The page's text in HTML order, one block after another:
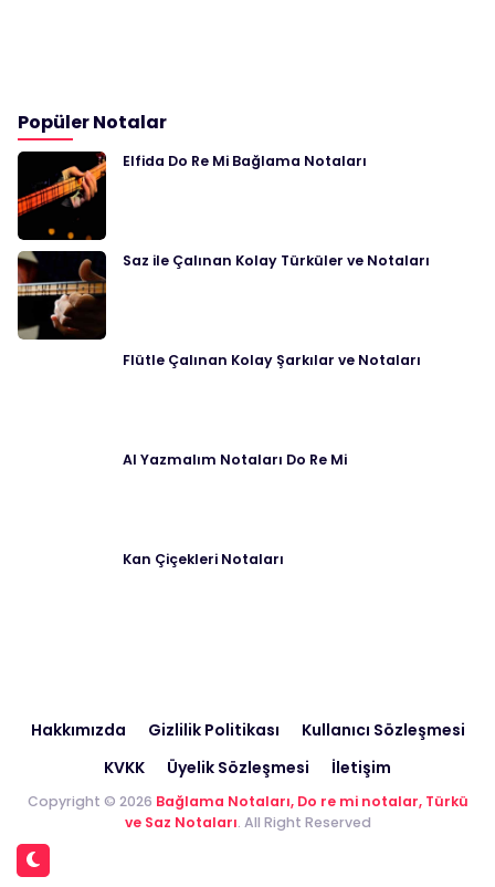
Popüler Notalar
Elfida Do Re Mi Bağlama Notaları
Saz ile Çalınan Kolay Türküler ve Notaları
Flütle Çalınan Kolay Şarkılar ve Notaları
Al Yazmalım Notaları Do Re Mi
Kan Çiçekleri Notaları
Hakkımızda Gizlilik Politikası
Kullanıcı Sözleşmesi
KVKK
Üyelik Sözleşmesi İletişim
Copyright © 2026 Bağlama Notaları, Do re mi notalar, Türkü
ve Saz Notaları. All Right Reserved